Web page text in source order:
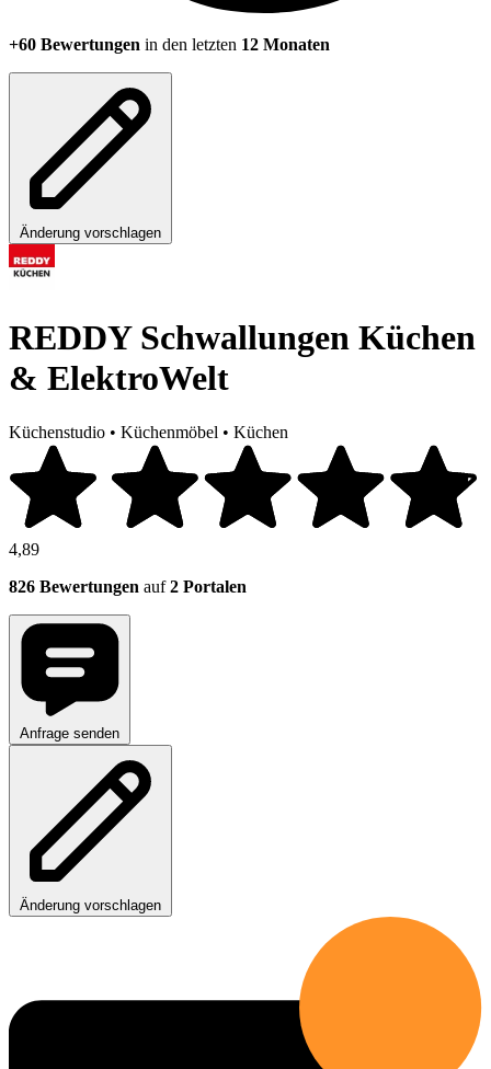
+60 Bewertungen in den letzten 12 Monaten
Änderung vorschlagen
REDDY Schwallungen Küchen
& ElektroWelt
Küchenstudio • Küchenmöbel • Küchen
4,89
826 Bewertungen auf2 Portalen
Anfrage senden
Änderung vorschlagen